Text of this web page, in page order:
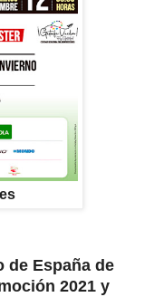
de España de
2021 y